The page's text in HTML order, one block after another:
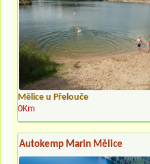
Mělice u Přelouče
0Km
Autokemp Marin Mělice